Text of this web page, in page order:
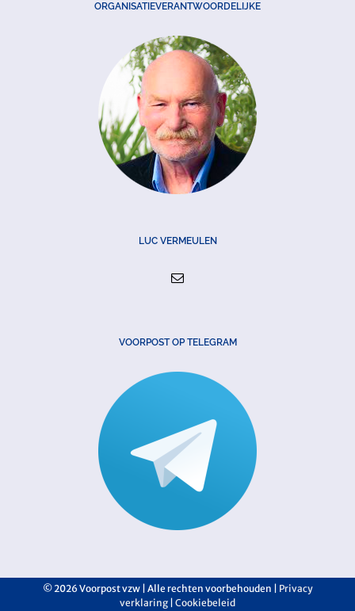
ORGANISATIEVERANTWOORDELIJKE
LUC VERMEULEN
VOORPOST OP TELEGRAM
©2026 Voorpost vzw | Alle rechten voorbehouden | Privacy
verklaring Cookiebeleid